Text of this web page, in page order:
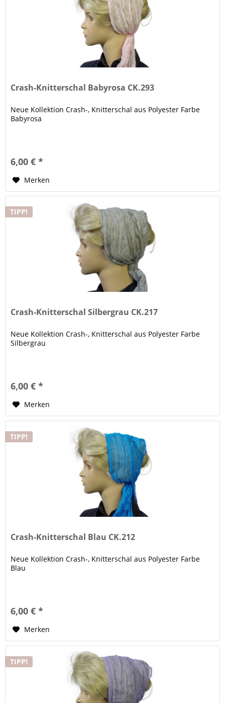
Crash-Knitterschal Babyrosa CK.293
Neue Kollektion Crash-, Knitterschal aus Polyester Farbe
Babyrosa
6,00 € *
Merken
TIPP!
Crash-Knitterschal Silbergrau CK.217
Neue Kollektion Crash-, Knitterschal aus Polyester Farbe
Silbergrau
6,00 € *
Merken
TIPP!
Crash-Knitterschal Blau CK.212
Neue Kollektion Crash-, Knitterschal aus Polyester Farbe
Blau
6,00 € *
Merken
TIPP!